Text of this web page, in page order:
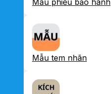
Mẫu phiếu bảo hành
Mẫu tem nhãn